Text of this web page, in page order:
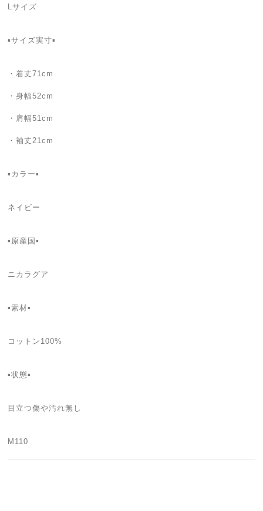
Lサイズ
▪サイズ実寸▪
・着丈71cm
・身幅52cm
・肩幅51cm
・袖丈21cm
▪カラー▪
ネイビー
▪原産国▪
ニカラグア
▪素材▪
コットン100%
▪状態▪
目立つ傷や汚れ無し
M110